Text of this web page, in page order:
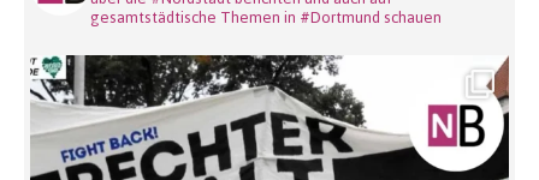
gesamtstädtische Themen in #Dortmund schauen